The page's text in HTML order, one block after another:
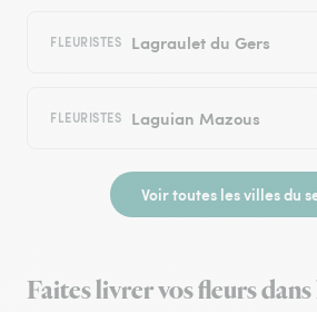
FLEURISTES Lagraulet du Gers
FLEURISTES Laguian Mazous
Voir toutes les villes du
Faites livrer vos fleurs dans